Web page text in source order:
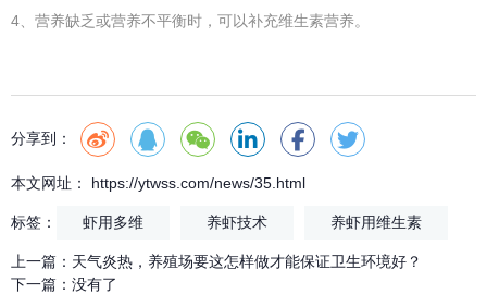
4、营养缺乏或营养不平衡时，可以补充维生素营养。
分享到：
本文网址： https://ytwss.com/news/35.html
标签： 虾用多维 养虾技术 养虾用维生素
上一篇： 天气炎热，养殖场要这怎样做才能保证卫生环境好？
下一篇： 没有了